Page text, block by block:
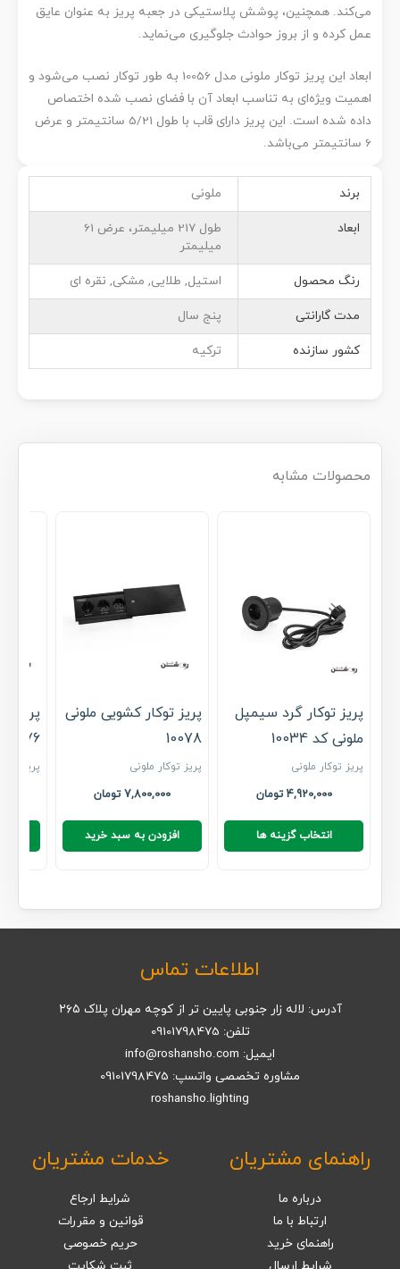
می‌کند. همچنین، پوشش پلاستیکی در جعبه پریز به عنوان عایق
عمل کرده و از بروز حوادث جلوگیری می‌نماید.
ابعاد این پریز توکار ملونی مدل 10056 به طور توکار نصب می‌شود و
اهمیت ویژه‌ای به تناسب ابعاد آن با فضای نصب شده اختصاص
داده شده است. این پریز دارای قاب با طول 5/21 سانتیمتر و عرض
6 سانتیمتر می‌باشد.
برند ملونی
ابعاد
طول 217 میلیمتر، عرض 61
میلیمتر
رنگ محصول استیل, طلایی, مشکی, نقره ای
مدت گارانتی پنج سال
کشور سازنده ترکیه
محصولات مشابه
پریز توکار گرد سیمپل
ملونی کد 10034
پریز توکار ملونی
4,920,000 تومان
انتخاب گزینه ها
این
محصول
باشد.
ها
ممکن
است
صفحه
پریز توکار کشویی ملونی
10078
پریز توکار ملونی
7,800,000 تومان
افزودن به سبد خرید
پریز
10076
پریز
اطلاعات تماس
آدرس: لاله زار جنوبی پایین تر از کوچه مهران پلاک ۲۶۵
تلفن: 09101798475
ایمیل: info@roshansho.com
مشاوره تخصصی واتسپ: 09101798475
roshansho.lighting
راهنمای مشتریان
درباره ما
ارتباط با ما
راهنمای خرید
خدمات مشتریان
شرایط ارجاع
قوانین و مقررات
حریم خصوصی